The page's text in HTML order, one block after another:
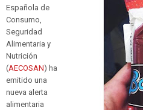
Española de
Consumo,
Seguridad
Alimentaria y
Nutrición
(AECOSAN) ha
emitido una
nueva alerta
alimentaria